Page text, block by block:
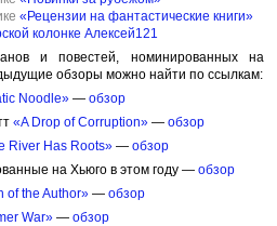
«Рецензии на фантастические книги»
колонке Алексей121
и повестей, номинированных на
обзоры можно найти по ссылкам:
Noodle»— обзор
«A Drop of Corruption»— обзор
River Has Roots»— обзор
на Хьюго в этом году — обзор
of the Author»— обзор
War»— обзор